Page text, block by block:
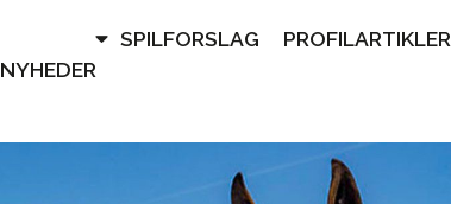
NYHEDER
SPILFORSLAG PROFILARTIKLER